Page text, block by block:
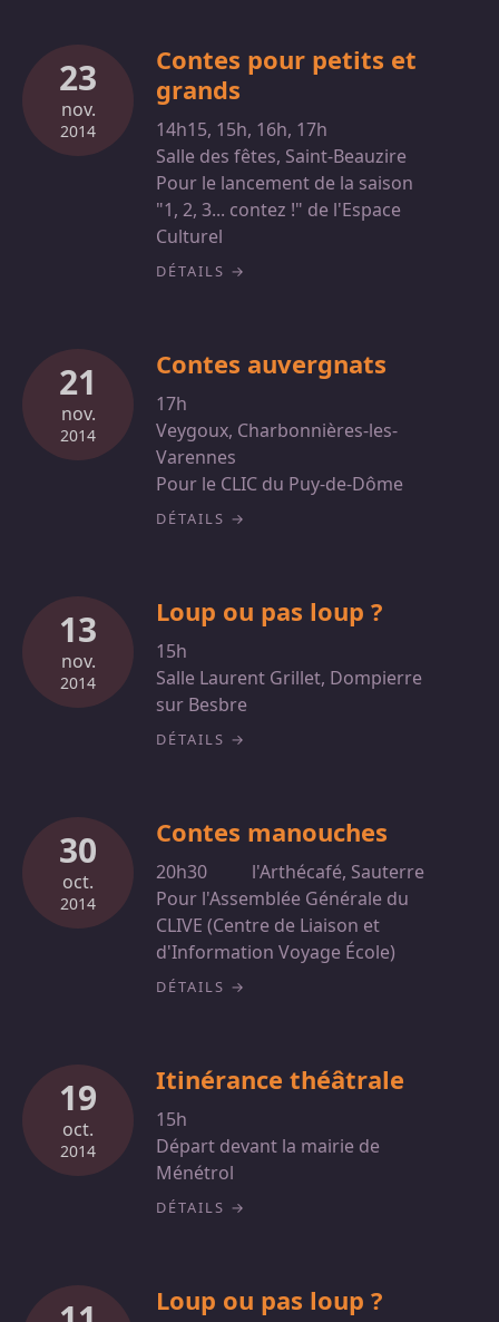
23
nov.
2014
Contes pour petits et
grands
14h15, 15h, 16h, 17h
Salle des fêtes, Saint-Beauzire
Pour le lancement de la saison
"1, 2, 3... contez !" de l'Espace
Culturel
DÉTAILS
21
nov.
2014
Contes auvergnats
17h
Veygoux, Charbonnières-les-
Varennes
Pour le CLIC du Puy-de-Dôme
DÉTAILS
13
nov.
2014
Loup ou pas loup ?
15h
Salle Laurent Grillet, Dompierre
sur Besbre
DÉTAILS
30
oct.
2014
Contes manouches
20h30
l'Arthécafé, Sauterre
Pour l'Assemblée Générale du
CLIVE (Centre de Liaison et
d'Information Voyage École)
DÉTAILS
19
oct.
2014
Itinérance théâtrale
15h
Départ devant la mairie de
Ménétrol
DÉTAILS
Loup ou pas loup ?